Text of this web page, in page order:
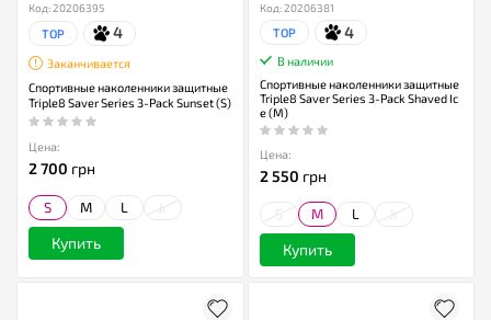
Код: 20206395
TOP 4
Заканчивается
Спортивные наколенники защитные
Triple8 Saver Series 3-Pack Sunset (S)
Цена:
2 700 грн
S M L
Купить
Код: 20206381
TOP 4
В наличии
Спортивные наколенники защитные
Triple8 Saver Series 3-Pack Shaved Ic
e (M)
Цена:
2 550 грн
M L
Купить